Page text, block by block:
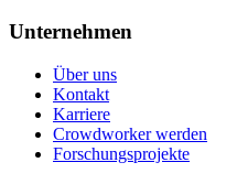
Unternehmen
Über uns
Kontakt
Karriere
Crowdworker werden
Forschungsprojekte